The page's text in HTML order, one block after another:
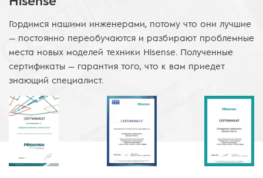
Гордимся нашими инженерами, потому что они лучшие
— постоянно переобучаются и разбирают проблемные
места новых моделей техники Hisense. Полученные
сертификаты — гарантия того, что к вам приедет
знающий специалист.